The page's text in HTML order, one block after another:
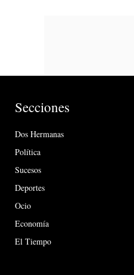
Secciones
Dos Hermanas
Política
Sucesos
Deportes
Ocio
Economía
El Tiempo